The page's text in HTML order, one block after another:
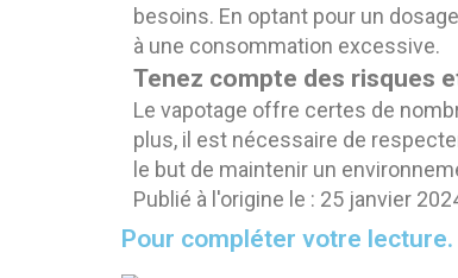
besoins. En optant pour un
à une consommation excessive.
Tenez compte des risques
Le vapotage offre certes de
plus, il est nécessaire de
le but de maintenir un
Publié à l'origine le : 25 janvier
Pour compléter votre lecture.